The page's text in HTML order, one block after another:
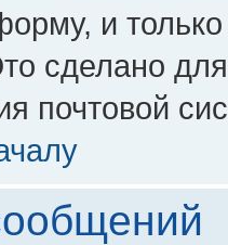
и
сделано
почтовой